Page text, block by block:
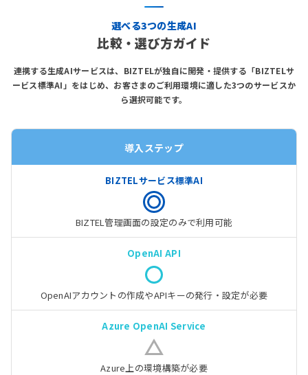
選べる3つの生成AI
比較・選び方ガイド
連携する生成AIサービスは、BIZTELが独自に開発・提供する「BIZTELサ
ービス標準AI」をはじめ、 お客さまのご利用環境に適した3つのサービスか
ら選択可能です。
導入ステップ
BIZTEL管理画面の設定のみで利用可能
OpenAIアカウントの作成やAPIキーの発行・設定が必要
Azure上の環境構築が必要